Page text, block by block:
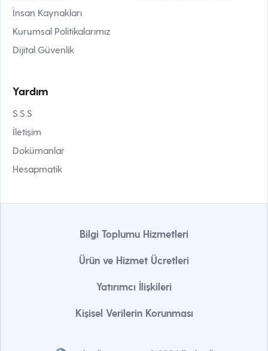
İnsan Kaynakları
Kurumsal Politikalarımız
Dijital Güvenlik
Yardım
S.S.S
İletişim
Dokümanlar
Hesapmatik
Bilgi Toplumu Hizmetleri
Ürün ve Hizmet Ücretleri
Yatırımcı İlişkileri
Kişisel Verilerin Korunması